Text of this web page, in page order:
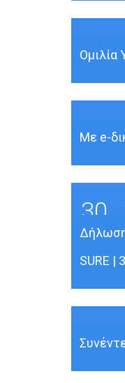
30
Ομιλία
30
Με e-
30
Δήλωση
SURE |
30